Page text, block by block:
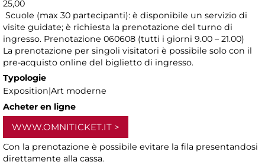
25,00
Scuole (max 30 partecipanti): è disponibile un servizio di
visite guidate; è richiesta la prenotazione del turno di
ingresso. Prenotazione 060608 (tutti i giorni 9.00 – 21.00)
La prenotazione per singoli visitatori è possibile solo con il
pre-acquisto online del biglietto di ingresso.
Typologie
Exposition|Art moderne
Acheter en ligne
WWW.OMNITICKET.IT
Con la prenotazione è possibile evitare la fila presentandosi
direttamente alla cassa.